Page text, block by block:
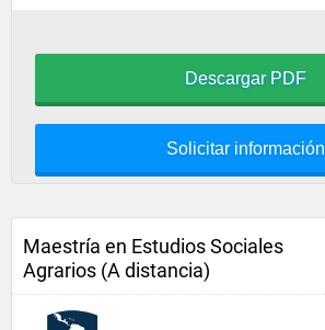
Descargar PDF
Solicitar información
Maestría en Estudios Sociales
Agrarios (A distancia)